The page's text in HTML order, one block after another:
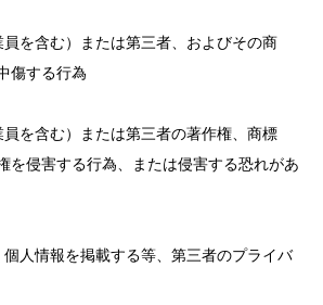
員を含む）または第三者、およびその商
傷する行為
員を含む）または第三者の著作権、商標
を侵害する行為、または侵害する恐れがあ
個人情報を掲載する等、第三者のプライバ